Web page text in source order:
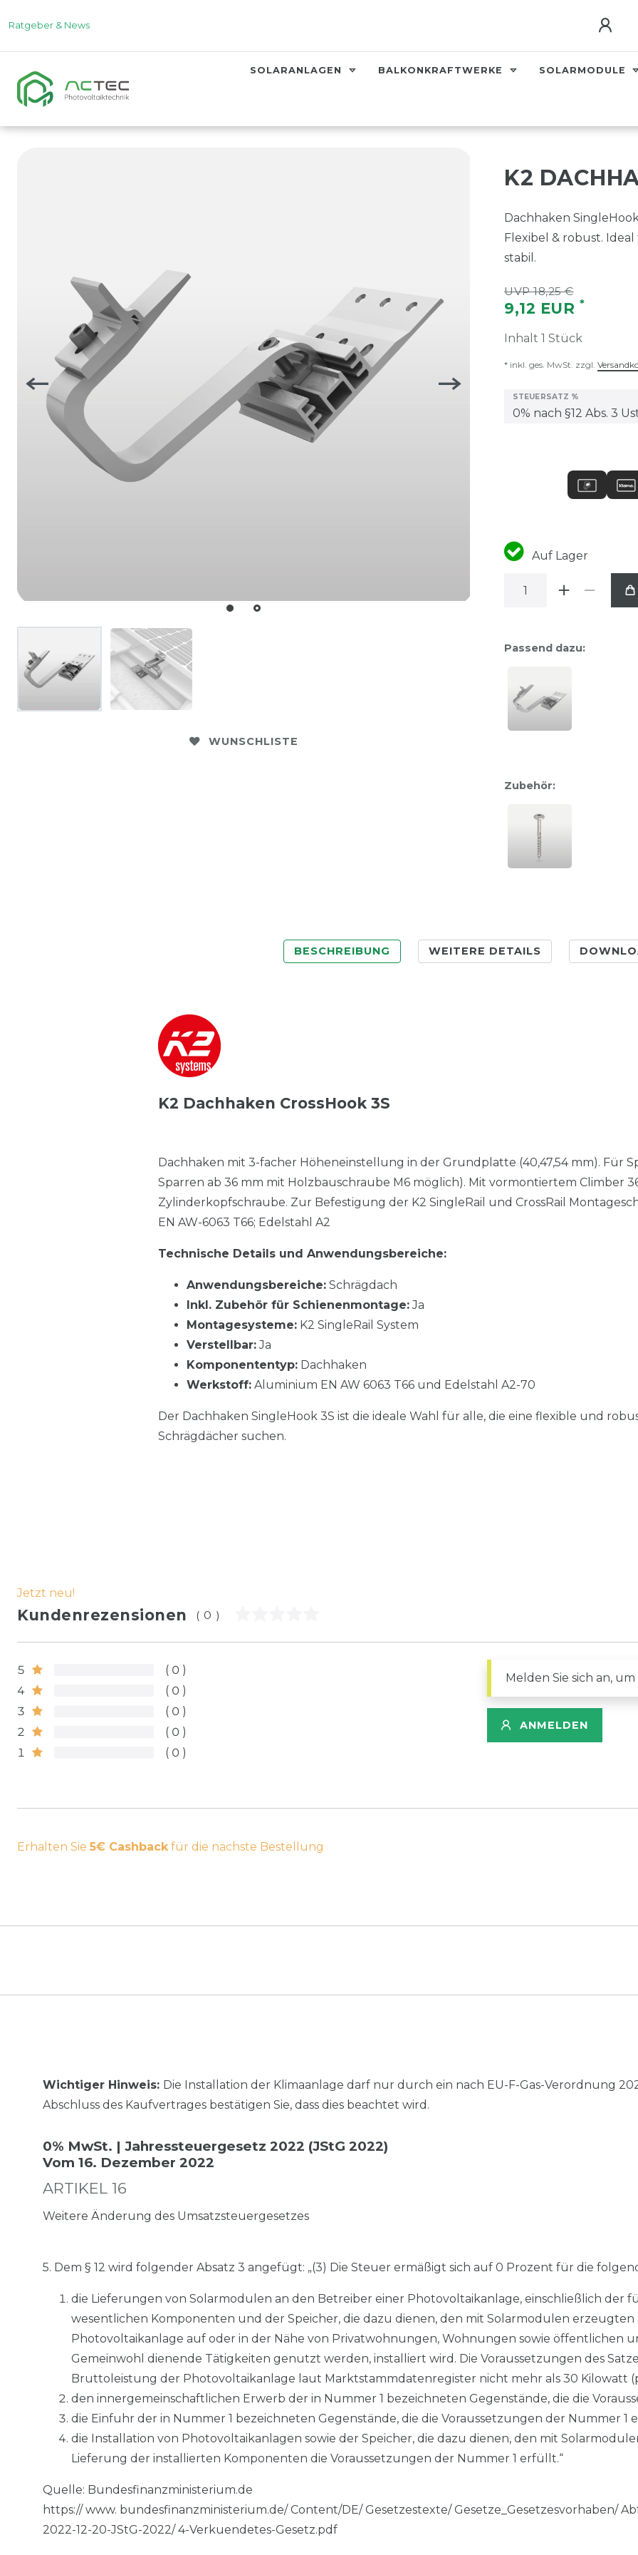
Ratgeber & News
SOLARANLAGEN BALKONKRAFTWERKE SOLARMODULE
WUNSCHLISTE
K2
Dachhaken
Flexibel & robust.
stabil.
UVP 18,25 €
9,12 EUR *
Inhalt 1 Stück
* inkl. ges. MwSt. zzgl.
STEUERSATZ %
Auf Lager
Passend dazu:
Zubehör:
BESCHREIBUNG WEITERE DETAILS
K2 Dachhaken CrossHook 3S
Dachhaken mit 3-facher Höheneinstellung in der Grundplatte (40,47,54 mm). Für
Sparren ab 36 mm mit Holzbauschraube M6 möglich). Mit vormontiertem Climber
Zylinderkopfschraube. Zur Befestigung der K2 SingleRail und CrossRail
EN AW-6063 T66; Edelstahl A2
Technische Details und Anwendungsbereiche:
Anwendungsbereiche: Schrägdach
Inkl. Zubehör für Schienenmontage:Ja
Montagesysteme: K2 SingleRail System
Verstellbar:Ja
Komponententyp: Dachhaken
Werkstoff: Aluminium EN AW 6063 T66 und Edelstahl A2-70
Der Dachhaken SingleHook 3S ist die ideale Wahl für alle, die eine flexible und
Schrägdächer suchen.
Jetzt neu!
Kundenrezensionen (0)
5
0
4
0
3
0
2
0
1
0
Melden Sie sich an,
ANMELDEN
Erhalten Sie 5€ Cashbackfür die nächste Bestellung
Wichtiger Hinweis: Die Installation der Klimaanlage darf nur durch ein nach EU-F-Gas-Verordnung
Abschluss des Kaufvertrages bestätigen Sie, dass dies beachtet wird.
0% MwSt. | Jahressteuergesetz 2022 (JStG 2022)
Vom 16. Dezember 2022
ARTIKEL 16
Weitere Änderung des Umsatzsteuergesetzes
5. Dem § 12 wird folgender Absatz 3 angefügt: „(3) Die Steuer ermäßigt sich auf 0 Prozent für die
die Lieferungen von Solarmodulen an den Betreiber einer Photovoltaikanlage, einschließlich der
wesentlichen Komponenten und der Speicher, die dazu dienen, den mit Solarmodulen erzeugten
Photovoltaikanlage auf oder in der Nähe von Privatwohnungen, Wohnungen sowie öffentlichen
Gemeinwohl dienende Tätigkeiten genutzt werden, installiert wird. Die Voraussetzungen des
Bruttoleistung der Photovoltaikanlage laut Marktstammdatenregister nicht mehr als 30 Kilowatt
den innergemeinschaftlichen Erwerb der in Nummer 1 bezeichneten Gegenstände, die die
die Einfuhr der in Nummer 1 bezeichneten Gegenstände, die die Voraussetzungen der Nummer 1
die Installation von Photovoltaikanlagen sowie der Speicher, die dazu dienen, den mit
Lieferung der installierten Komponenten die Voraussetzungen der Nummer 1 erfüllt.“
Quelle: Bundesfinanzministerium.de
https:// www. bundesfinanzministerium.de/ Content/DE/ Gesetzestexte/ Gesetze_Gesetzesvorhaben/
2022-12-20-JStG-2022/ 4-Verkuendetes-Gesetz.pdf